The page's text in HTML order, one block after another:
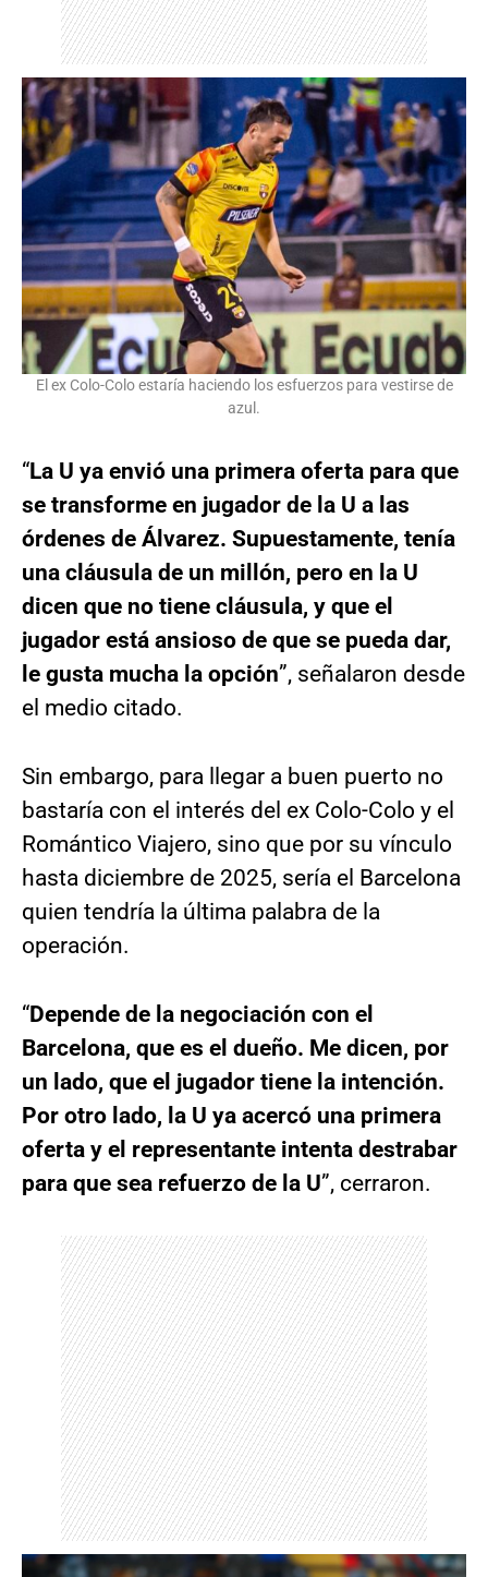
El ex Colo-Colo estaría haciendo los esfuerzos para vestirse de
azul.
“La U ya envió una primera oferta para que
se transforme en jugador de la U a las
órdenes de Álvarez. Supuestamente, tenía
una cláusula de un millón, pero en la U
dicen que no tiene cláusula, y que el
jugador está ansioso de que se pueda dar,
le gusta mucha la opción”, señalaron desde
el medio citado.
Sin embargo, para llegar a buen puerto no
bastaría con el interés del ex Colo-Colo y el
Romántico Viajero, sino que por su vínculo
hasta diciembre de 2025, sería el Barcelona
quien tendría la última palabra de la
operación.
“Depende de la negociación con el
Barcelona, que es el dueño. Me dicen, por
un lado, que el jugador tiene la intención.
Por otro lado, la U ya acercó una primera
oferta y el representante intenta destrabar
para que sea refuerzo de la U”, cerraron.